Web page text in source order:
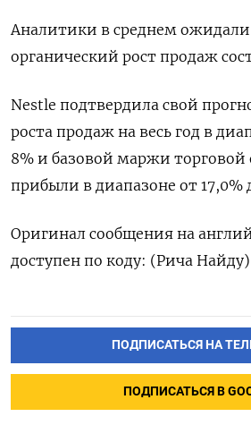
Аналитики в среднем
органический рост продаж
Nestle подтвердила свой
роста продаж на весь год в
8% и базовой маржи
прибыли в диапазоне от 17,0%
Оригинал сообщения на
доступен по коду: (Рича Найду)
ПОДПИСАТЬСЯ НА
ПОДПИСАТЬСЯ В